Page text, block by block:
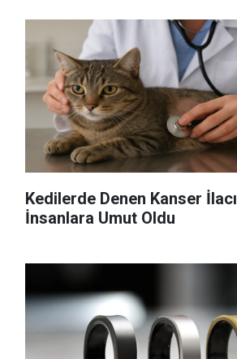
Kedilerde Denen Kanser İlacı
İnsanlara Umut Oldu